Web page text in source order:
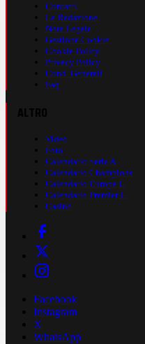
Contatti
La Redazione
Nota Legale
Gestione Cookie
Cookie Policy
Privacy Policy
Cond. Generali
Faq
Video
Foto
Calendario Serie A
Calendario Champions
Calendario Europa L.
Calendario Premier L.
Casinò
Facebook
Instagram
X
WhatsApp